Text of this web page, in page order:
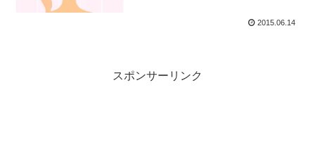
2015.06.14
スポンサーリンク